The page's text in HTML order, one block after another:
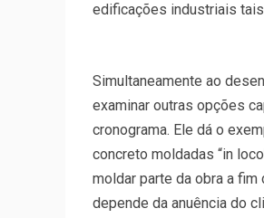
edificações industriais
Simultaneamente ao
examinar outras opções
cronograma. Ele dá o
concreto moldadas “in
moldar parte da obra a
depende da anuência do